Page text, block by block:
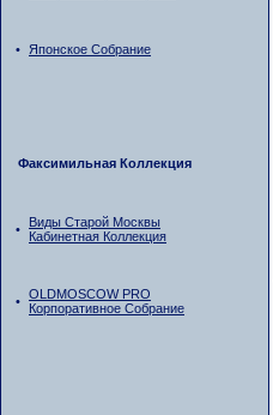
• Японское Собрание
Факсимильная Коллекция
•
Виды Старой Москвы
Кабинетная Коллекция
• OLDMOSCOW PRO
Корпоративное Собрание